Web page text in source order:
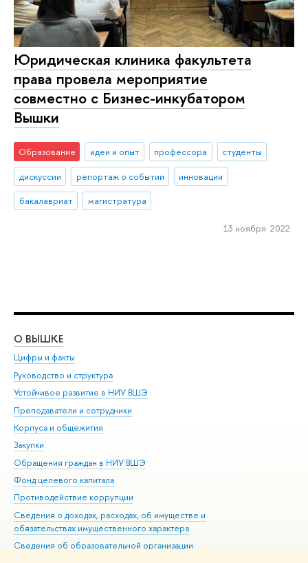
Юридическая клиника факультета
права провела мероприятие
совместно с Бизнес-инкубатором
Вышки
Образование идеи и опыт профессора
студенты
дискуссии
репортаж о событии
инновации
бакалавриат
магистратура
13 ноября 2022
О ВЫШКЕ
Цифры и факты
Руководство и структура
Устойчивое развитие в НИУ ВШЭ
Преподаватели и сотрудники
Корпуса и общежития
Закупки
Обращения граждан в НИУ ВШЭ
Фонд целевого капитала
Противодействие коррупции
Сведения о доходах, расходах, об имуществе и
обязательствах имущественного характера
Сведения об образовательной организации